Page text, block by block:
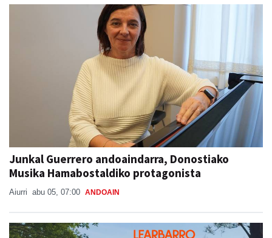
Junkal Guerrero andoaindarra, Donostiako
Musika Hamabostaldiko protagonista
Aiurri abu 05, 07:00 ANDOAIN